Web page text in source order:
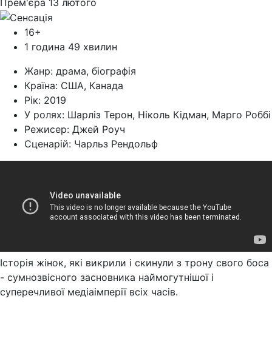
16+
1 година 49 хвилин
Жанр: драма, біографія
Країна: США, Канада
Рік: 2019
У ролях: Шарліз Терон, Ніколь Кідман, Марго Роббі
Режисер: Джей Роуч
Cценарій: Чарльз Рендольф
Історія жінок, які викрили і скинули з трону свого боса
- сумнозвісного засновника наймогутнішої і
суперечливої медіаімперії всіх часів.